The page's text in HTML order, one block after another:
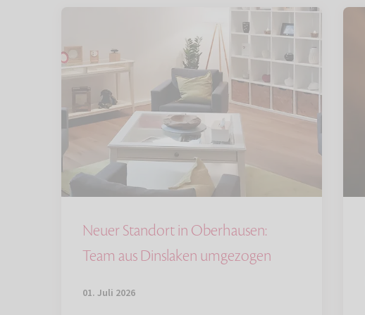
Neuer Standort in Oberhausen:
Team aus Dinslaken umgezogen
01. Juli 2026